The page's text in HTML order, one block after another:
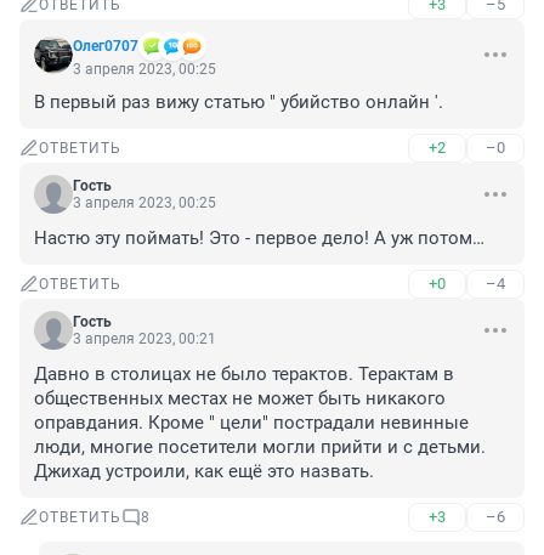
ОТВЕТИТЬ +3 –5
Олег0707
3 апреля 2023, 00:25
В первый раз вижу статью " убийство онлайн '.
ОТВЕТИТЬ +2 –0
Гость
3 апреля 2023, 00:25
Настю эту поймать! Это - первое дело! А уж потом…
ОТВЕТИТЬ +0 –4
Гость
3 апреля 2023, 00:21
Давно в столицах не было терактов. Терактам в
общественных местах не может быть никакого
оправдания. Кроме " цели" пострадали невинные
люди, многие посетители могли прийти и с детьми.
Джихад устроили, как ещё это назвать.
ОТВЕТИТЬ 8 +3 –6